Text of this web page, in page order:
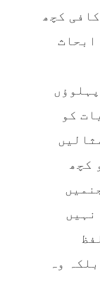
کچھ
ابحاث
کو
کچھ
نہیں
وہ